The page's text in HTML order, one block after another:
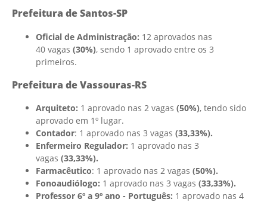
Prefeitura de Santos-SP
Oficial de Administração: 12 aprovados nas
40 vagas (30%), sendo 1 aprovado entre os 3
primeiros.
Prefeitura de Vassouras-RS
Arquiteto: 1 aprovado nas 2 vagas (50%), tendo sido
aprovado em 1º lugar.
Contador: 1 aprovado nas 3 vagas (33,33%).
Enfermeiro Regulador: 1 aprovado nas 3
vagas (33,33%).
Farmacêutico: 1 aprovado nas 2 vagas (50%).
Fonoaudiólogo: 1 aprovado nas 3 vagas (33,33%).
Professor 6º a 9º ano - Português: 1 aprovado nas 4